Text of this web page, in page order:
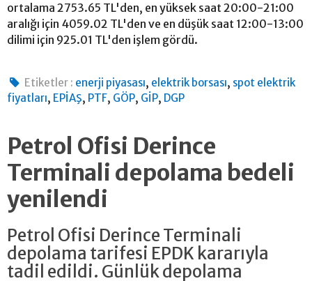
ortalama 2753.65 TL'den, en yüksek saat 20:00-21:00
aralığı için 4059.02 TL'den ve en düşük saat 12:00-13:00
dilimi için 925.01 TL'den işlem gördü.
Etiketler : enerji piyasası, elektrik borsası, spot elektrik
fiyatları, EPİAŞ, PTF, GÖP, GİP, DGP
Petrol Ofisi Derince
Terminali depolama bedeli
yenilendi
Petrol Ofisi Derince Terminali
depolama tarifesi EPDK kararıyla
tadil edildi. Günlük depolama